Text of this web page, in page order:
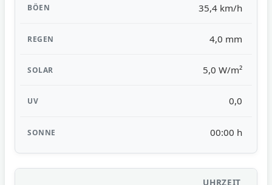
35,4 km/h
4,0 mm
5,0 W/m²
0,0
00:00 h